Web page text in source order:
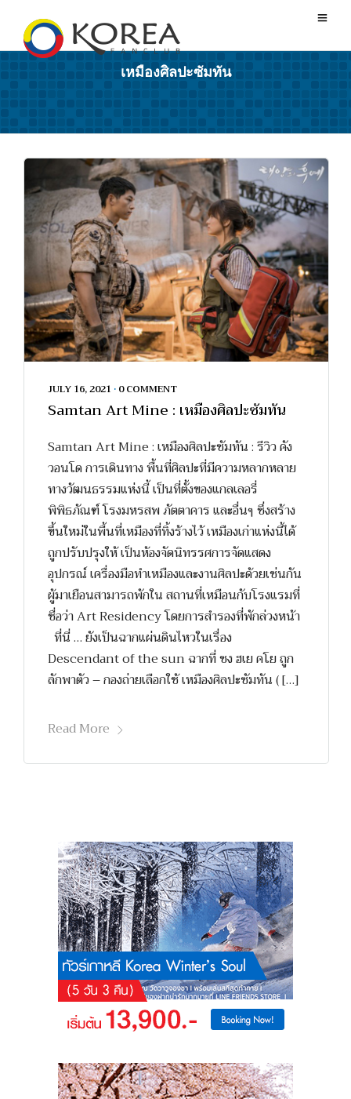
เหมืองศิลปะซัมทัน
JULY 16, 2021 • 0 COMMENT
Samtan Art Mine : เหมืองศิลปะซัมทัน
Samtan Art Mine : เหมืองศิลปะซัมทัน : รีวิว คัง
วอนโด การเดินทาง พื้นที่ศิลปะที่มีความหลากหลาย
ทางวัฒนธรรมแห่งนี้ เป็นที่ตั้งของแกลเลอรี่
พิพิธภัณฑ์ โรงมหรสพ ภัตตาคาร และอื่นๆ ซึ่งสร้าง
ขึ้นใหม่ในพื้นที่เหมืองที่ทิ้งร้างไว้ เหมืองเก่าแห่งนี้ได้
ถูกปรับปรุงให้ เป็นห้องจัดนิทรรศการจัดแสดง
อุปกรณ์ เครื่องมือทำเหมืองและงานศิลปะด้วยเช่นกัน
ผู้มาเยือนสามารถพักใน สถานที่เหมือนกับโรงแรมที่
ชื่อว่า Art Residency โดยการสำรองที่พักล่วงหน้า
ที่นี่ … ยังเป็นฉากแผ่นดินไหวในเรื่อง
Descendant of the sun ฉากที่ ซง ฮเย คโย ถูก
ลักพาตัว – กองถ่ายเลือกใช้ เหมืองศิลปะซัมทัน ( […]
Read More